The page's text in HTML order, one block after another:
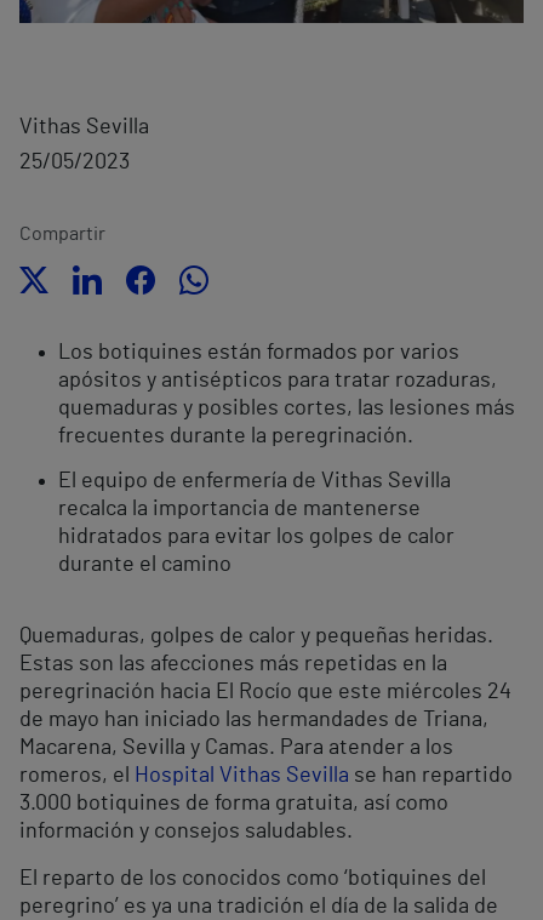
Vithas Sevilla
25/05/2023
Compartir
Los botiquines están formados por varios
apósitos y antisépticos para tratar rozaduras,
quemaduras y posibles cortes, las lesiones más
frecuentes durante la peregrinación.
El equipo de enfermería de Vithas Sevilla
recalca la importancia de mantenerse
hidratados para evitar los golpes de calor
durante el camino
Quemaduras, golpes de calor y pequeñas heridas.
Estas son las afecciones más repetidas en la
peregrinación hacia El Rocío que este miércoles 24
de mayo han iniciado las hermandades de Triana,
Macarena, Sevilla y Camas. Para atender a los
romeros, el
Hospital Vithas Sevilla se han repartido
3.000 botiquines de forma gratuita, así como
información y consejos saludables.
El reparto de los conocidos como ‘botiquines del
peregrino’ es ya una tradición el día de la salida de